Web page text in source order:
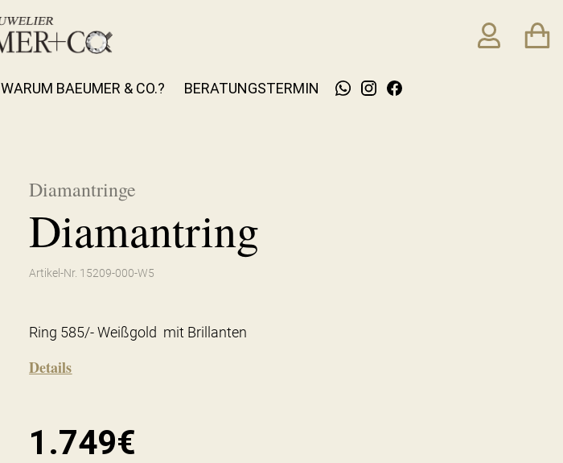
WARUM BAEUMER & CO.? BERATUNGSTERMIN
Diamantringe
Diamantring
Artikel-Nr. 15209-000-W5
Ring 585/- Weißgold mit Brillanten
Details
1.749€